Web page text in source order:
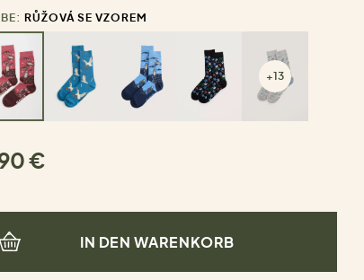
RŮŽOVÁ SE VZOREM
+13
€
IN DEN WARENKORB